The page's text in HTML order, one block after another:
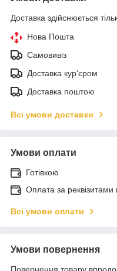
Доставка здійснюється
Нова Пошта
Самовивіз
Доставка кур'єром
Доставка поштою
Всі умови доставки
Умови оплати
Готівкою
Оплата за реквізитами
Всі умови оплати
Умови повернення
Повернення товару